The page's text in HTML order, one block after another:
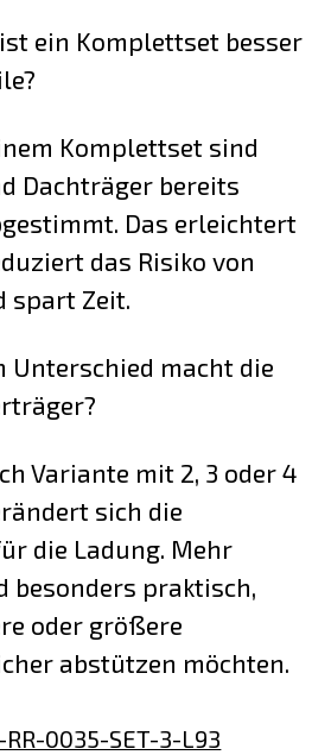
ein Komplettset besser
Komplettset sind
Dachträger bereits
Das erleichtert
das Risiko von
spart Zeit.
Unterschied macht die
Variante mit 2, 3 oder 4
sich die
die Ladung. Mehr
besonders praktisch,
oder größere
abstützen möchten.
RR-0035-SET-3-L93